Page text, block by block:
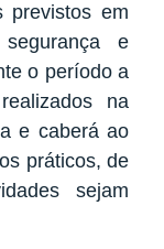
previstos em
e
o período a
na
e caberá ao
práticos, de
sejam